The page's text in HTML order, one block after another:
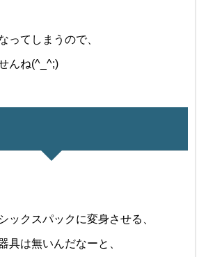
ってしまうので、
んね(^_^;)
ックスパックに変身させる、
具は無いんだなーと、